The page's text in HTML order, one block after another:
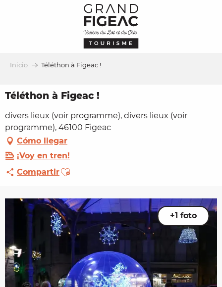
Inicio Téléthon à Figeac !
Téléthon à Figeac !
divers lieux (voir programme), divers lieux (voir
programme), 46100 Figeac
Cómo llegar
¡Voy en tren!
CompartirAjouter aux favoris
+1 foto